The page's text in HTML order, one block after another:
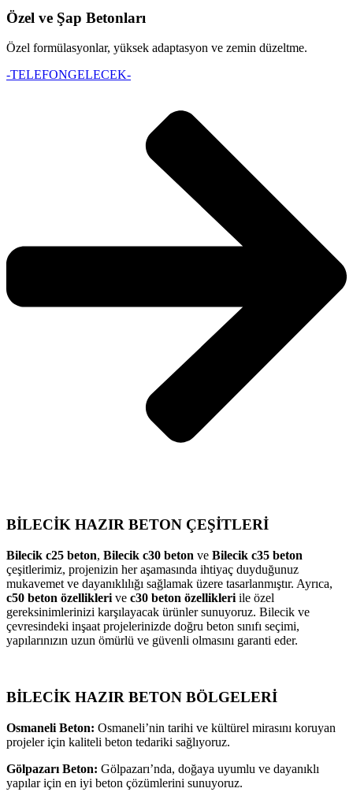
Özel ve Şap Betonları
Özel formülasyonlar, yüksek adaptasyon ve zemin düzeltme.
-TELEFONGELECEK-
BİLECİK HAZIR BETON ÇEŞİTLERİ
Bilecik c25 beton, Bilecik c30 beton ve Bilecik c35 beton
çeşitlerimiz, projenizin her aşamasında ihtiyaç duyduğunuz
mukavemet ve dayanıklılığı sağlamak üzere tasarlanmıştır. Ayrıca,
c50 beton özellikleri ve c30 beton özellikleri ile özel
gereksinimlerinizi karşılayacak ürünler sunuyoruz. Bilecik ve
çevresindeki inşaat projelerinizde doğru beton sınıfı seçimi,
yapılarınızın uzun ömürlü ve güvenli olmasını garanti eder.
BİLECİK HAZIR BETON BÖLGELERİ
Osmaneli Beton: Osmaneli’nin tarihi ve kültürel mirasını koruyan
projeler için kaliteli beton tedariki sağlıyoruz.
Gölpazarı Beton: Gölpazarı’nda, doğaya uyumlu ve dayanıklı
yapılar için en iyi beton çözümlerini sunuyoruz.